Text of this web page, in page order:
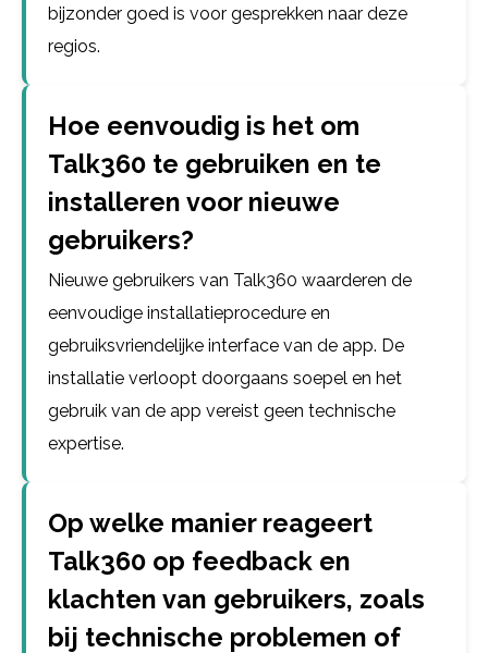
bijzonder goed is voor gesprekken naar deze
regios.
Hoe eenvoudig is het om
Talk360 te gebruiken en te
installeren voor nieuwe
gebruikers?
Nieuwe gebruikers van Talk360 waarderen de
eenvoudige installatieprocedure en
gebruiksvriendelijke interface van de app. De
installatie verloopt doorgaans soepel en het
gebruik van de app vereist geen technische
expertise.
Op welke manier reageert
Talk360 op feedback en
klachten van gebruikers, zoals
bij technische problemen of